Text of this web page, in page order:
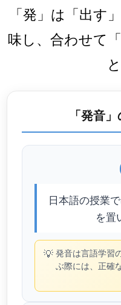
「発」は「出す
味し、合わせて
「発音
日本語の授業で
を置
💡 発音は言語学習
ぶ際には、正確